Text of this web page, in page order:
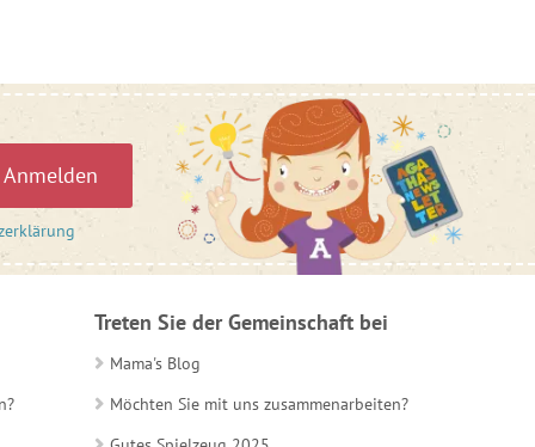
Anmelden
Treten Sie der Gemeinschaft bei
Mama's Blog
Möchten Sie mit uns zusammenarbeiten?